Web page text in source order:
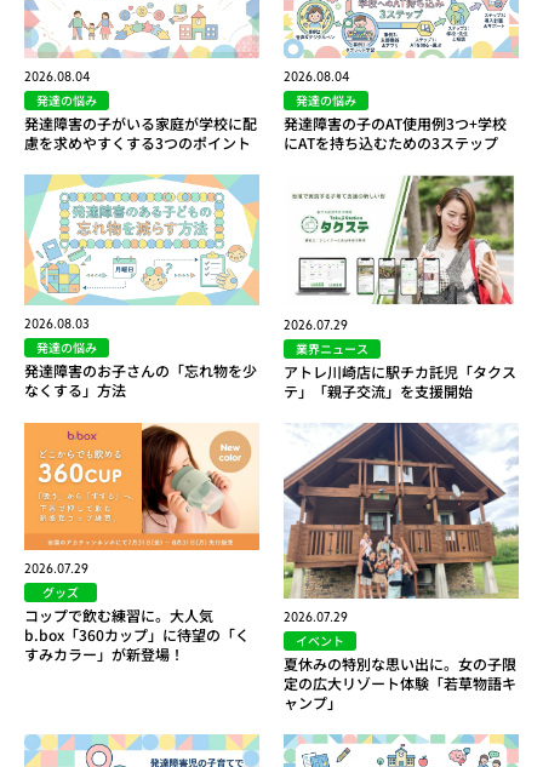
2026.08.04
発達の悩み
発達障害の子がいる家庭が学校に配
慮を求めやすくする3つのポイント
2026.08.04
発達の悩み
発達障害の子のAT使用例3つ+学校
にATを持ち込むための3ステップ
2026.08.03
発達の悩み
発達障害のお子さんの「忘れ物を少
なくする」方法
2026.07.29
業界ニュース
アトレ川崎店に駅チカ託児「タクス
テ」「親子交流」を支援開始
2026.07.29
グッズ
コップで飲む練習に。大人気
b.box「360カップ」に待望の「く
すみカラー」が新登場！
2026.07.29
イベント
夏休みの特別な思い出に。女の子限
定の広大リゾート体験「若草物語キ
ャンプ」